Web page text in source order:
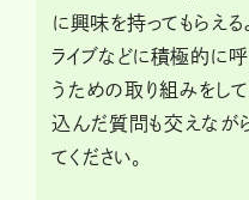
に興味を持ってもらえる
ライブなどに積極的に
うための取り組みをし
込んだ質問も交えなが
てください。